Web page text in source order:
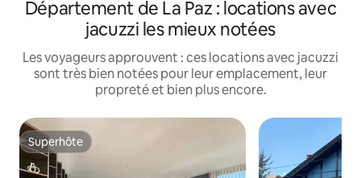
Département de La Paz : locations avec
jacuzzi les mieux notées
Les voyageurs approuvent : ces locations avec jacuzzi
sont très bien notées pour leur emplacement, leur
propreté et bien plus encore.
Superhôte
Superhôte